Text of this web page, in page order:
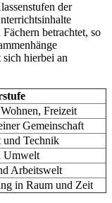
der
betrachtet, so
hierbei an
Freizeit
Gemeinschaft
und Technik
Umwelt
Arbeitswelt
in Raum und Zeit